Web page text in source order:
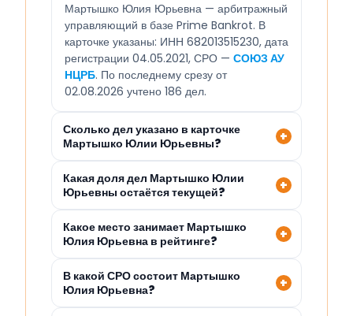
Мартышко Юлия Юрьевна — арбитражный
управляющий в базе Prime Bankrot. В
карточке указаны: ИНН 682013515230, дата
регистрации 04.05.2021, СРО — СОЮЗ АУ
НЦРБ. По последнему срезу от
02.08.2026 учтено 186 дел.
Сколько дел указано в карточке
Мартышко Юлии Юрьевны?
Какая доля дел Мартышко Юлии
Юрьевны остаётся текущей?
Какое место занимает Мартышко
Юлия Юрьевна в рейтинге?
В какой СРО состоит Мартышко
Юлия Юрьевна?